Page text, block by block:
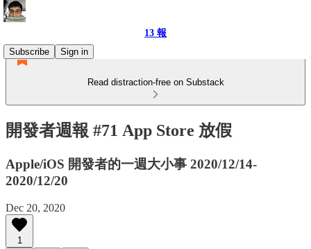
13 報
Subscribe
Sign in
Read distraction-free on Substack
開發者週報 #71 App Store 放假
Apple/iOS 開發者的一週大小事 2020/12/14-
2020/12/20
Dec 20, 2020
1